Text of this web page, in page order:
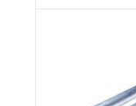
Купить в 1 клик